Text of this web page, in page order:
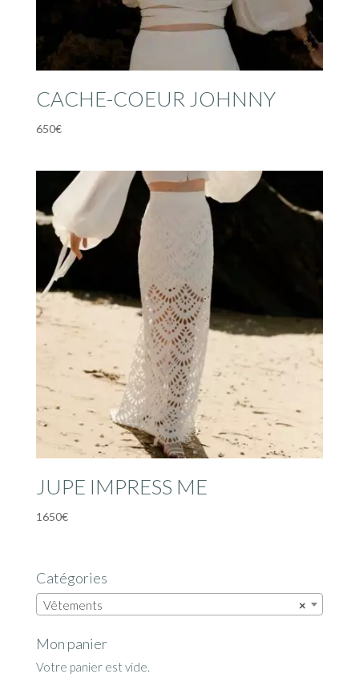
CACHE-COEUR JOHNNY
650€
JUPE IMPRESS ME
1650€
Catégories
×
Vêtements
Mon panier
Votre panier est vide.